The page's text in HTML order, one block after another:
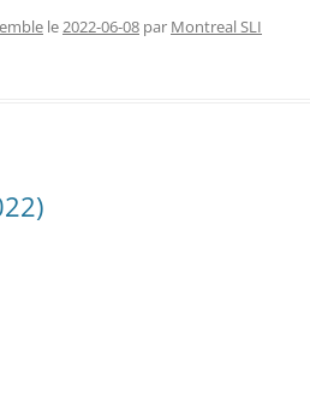
le2022-06-08 par Montreal SLI